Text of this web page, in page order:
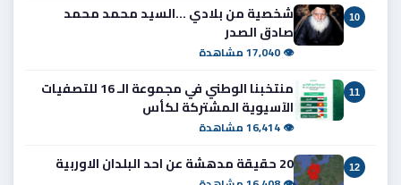
10
شخصية من بلادي ...السيد محمد محمد
صادق الصدر
👁 17,040 مشاهدة
11
منتخبنا الوطني في مجموعة الـ 16 للتصفيات
الآسيوية المشتركة لكأس
👁 16,414 مشاهدة
12 20 حقيقة مدهشة عن احد البلدان الاوربية